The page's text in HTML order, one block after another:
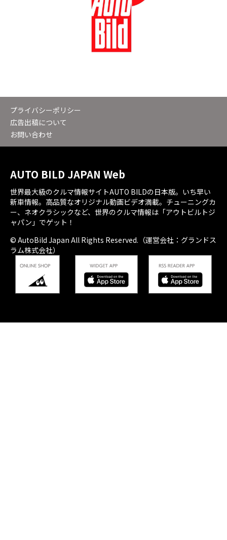
プライバシーポリシー
広告出稿について
お問い合わせ
AUTO BILD JAPAN Web
世界最大級のクルマ情報サイトAUTO BILDの日本版。いち早い
新車情報。高品質なオリジナル動画ビデオ満載。チューニングカ
ー、ネオクラシックなど、世界のクルマ情報は「アウトビルトジ
ャパン」でゲット！
© AutoBild Japan All Rights Reserved.（運営会社：グランドス
ラム株式会社）